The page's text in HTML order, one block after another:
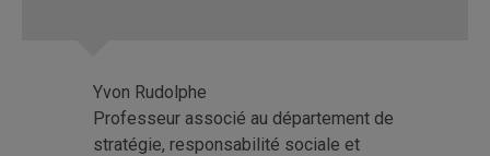
Yvon Rudolphe
Professeur associé au département de
stratégie, responsabilité sociale et